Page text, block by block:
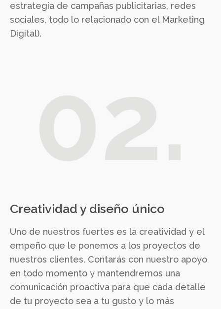
estrategia de campañas publicitarias, redes
sociales, todo lo relacionado con el Marketing
Digital).
Creatividad y diseño único
Uno de nuestros fuertes es la creatividad y el
empeño que le ponemos a los proyectos de
nuestros clientes. Contarás con nuestro apoyo
en todo momento y mantendremos una
comunicación proactiva para que cada detalle
de tu proyecto sea a tu gusto y lo más